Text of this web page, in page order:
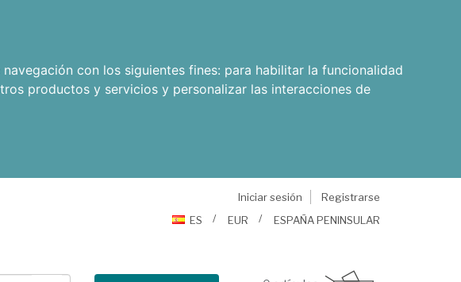
con los siguientes fines: para habilitar la funcionalidad
productos y servicios y personalizar las interacciones de
Iniciar sesión
Registrarse
ES
EUR ESPAÑA PENINSULAR